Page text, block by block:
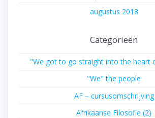
augustus 2018
Categorieën
"We got to go straight into the heart
"We" the people
AF – cursusomschrijving
Afrikaanse Filosofie (2)